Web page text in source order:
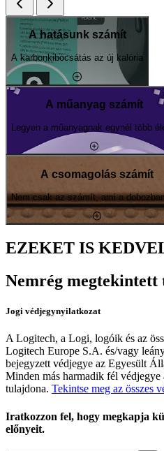
A hatásunk számít
A karbonkibocsátás az új kalória
A műanyag számít
Legyen a műanyagnak egynél több
A csomagolás számít
Nem csak az számít, ami a
EZEKET IS
Nemrég megtekintett
Jogi védjegynyilatkozat
A Logitech, a Logi, logóik és az
Logitech Europe S.A. és/vagy
bejegyzett védjegye az Egyesült
Minden más harmadik fél
tulajdona. Tekintse meg az összes
Iratkozzon fel, hogy megkapja
előnyeit.